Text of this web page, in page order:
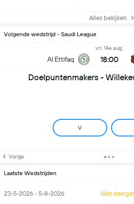
Alles bekijken
Volgende wedstrijd - Saudi League
Al Ettifaq
vri, 14e aug.
18:00
Doelpuntenmakers -
V
Vorige
Laatste Wedstrijden
23-5-2026 - 5-8-2026 Niet